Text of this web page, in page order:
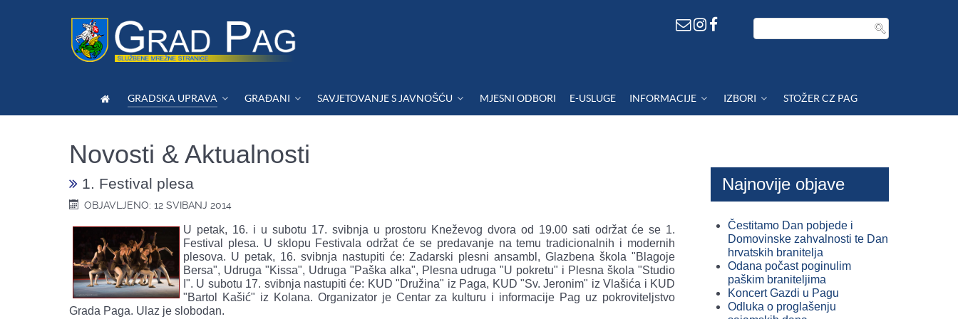
GRADSKA UPRAVA GRAĐANI SAVJETOVANJE S JAVNOŠĆU MJESNI ODBORI E-USLUGE INFORMACIJE IZBORI STOŽER CZ PAG
Novosti & Aktualnosti
1. Festival plesa
OBJAVLJENO: 12 SVIBANJ 2014
U petak, 16. i u subotu 17. svibnja u prostoru Kneževog dvora od 19.00 sati održat će se 1.
Festival plesa. U sklopu Festivala održat će se predavanje na temu tradicionalnih i modernih
plesova. U petak, 16. svibnja nastupiti će: Zadarski plesni ansambl, Glazbena škola "Blagoje
Bersa", Udruga "Kissa", Udruga "Paška alka", Plesna udruga "U pokretu" i Plesna škola "Studio
I". U subotu 17. svibnja nastupiti će: KUD "Družina" iz Paga, KUD "Sv. Jeronim" iz Vlašića i KUD
"Bartol Kašić" iz Kolana. Organizator je Centar za kulturu i informacije Pag uz pokroviteljstvo
Grada Paga. Ulaz je slobodan.
Najnovije objave
Čestitamo Dan pobjede i
Domovinske zahvalnosti te Dan
hrvatskih branitelja
Odana počast poginulim
paškim braniteljima
Koncert Gazdi u Pagu
Odluka o proglašenju